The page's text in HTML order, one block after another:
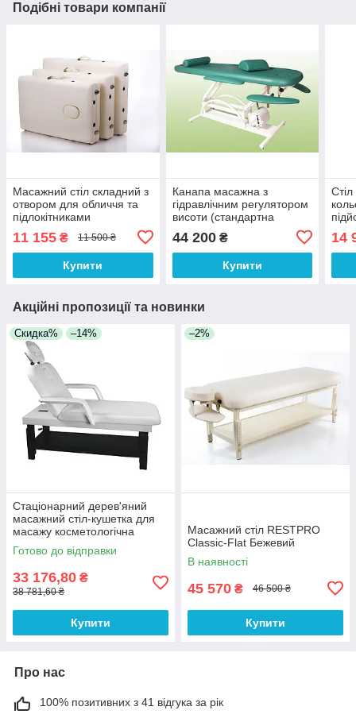
Подібні товари компанії
Масажний стіл складний з
отвором для обличчя та
підлокітниками
Бежевий
11 155 ₴ 11 500 ₴
Купити
Канапа масажна з
гідравлічним регулятором
висоти (стандартна
44 200₴
Купити
14
Акційні пропозиції та новинки
Скидка% –14%
Стаціонарний дерев'яний
масажний стіл-кушетка для
масажу косметологічна
масажна кушетка 2215В
Готово до відправки
33 176,80 ₴
38 781,60 ₴
Купити
–2%
Масажний стіл RESTPRO
Classic-Flat Бежевий
В наявності
45 570 ₴ 46 500 ₴
Купити
Про нас
100% позитивних з 41 відгука за рік